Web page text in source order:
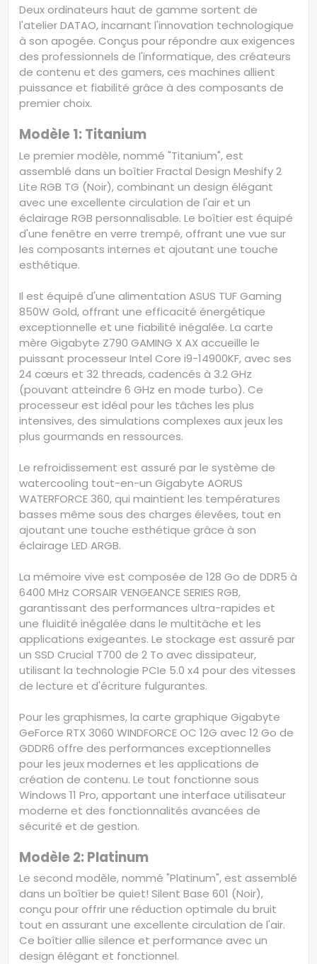
Deux ordinateurs haut de gamme sortent de
l'atelier DATAO, incarnant l'innovation technologique
à son apogée. Conçus pour répondre aux exigences
des professionnels de l'informatique, des créateurs
de contenu et des gamers, ces machines allient
puissance et fiabilité grâce à des composants de
premier choix.
Modèle 1: Titanium
Le premier modèle, nommé "Titanium", est
assemblé dans un boîtier Fractal Design Meshify 2
Lite RGB TG (Noir), combinant un design élégant
avec une excellente circulation de l'air et un
éclairage RGB personnalisable. Le boîtier est équipé
d'une fenêtre en verre trempé, offrant une vue sur
les composants internes et ajoutant une touche
esthétique.
Il est équipé d'une alimentation ASUS TUF Gaming
850W Gold, offrant une efficacité énergétique
exceptionnelle et une fiabilité inégalée. La carte
mère Gigabyte Z790 GAMING X AX accueille le
puissant processeur Intel Core i9-14900KF, avec ses
24 cœurs et 32 threads, cadencés à 3.2 GHz
(pouvant atteindre 6 GHz en mode turbo). Ce
processeur est idéal pour les tâches les plus
intensives, des simulations complexes aux jeux les
plus gourmands en ressources.
Le refroidissement est assuré par le système de
watercooling tout-en-un Gigabyte AORUS
WATERFORCE 360, qui maintient les températures
basses même sous des charges élevées, tout en
ajoutant une touche esthétique grâce à son
éclairage LED ARGB.
La mémoire vive est composée de 128 Go de DDR5 à
6400 MHz CORSAIR VENGEANCE SERIES RGB,
garantissant des performances ultra-rapides et
une fluidité inégalée dans le multitâche et les
applications exigeantes. Le stockage est assuré par
un SSD Crucial T700 de 2 To avec dissipateur,
utilisant la technologie PCIe 5.0 x4 pour des vitesses
de lecture et d'écriture fulgurantes.
Pour les graphismes, la carte graphique Gigabyte
GeForce RTX 3060 WINDFORCE OC 12G avec 12 Go de
GDDR6 offre des performances exceptionnelles
pour les jeux modernes et les applications de
création de contenu. Le tout fonctionne sous
Windows 11 Pro, apportant une interface utilisateur
moderne et des fonctionnalités avancées de
sécurité et de gestion.
Modèle 2: Platinum
Le second modèle, nommé "Platinum", est assemblé
dans un boîtier be quiet! Silent Base 601 (Noir),
conçu pour offrir une réduction optimale du bruit
tout en assurant une excellente circulation de l'air.
Ce boîtier allie silence et performance avec un
design élégant et fonctionnel.